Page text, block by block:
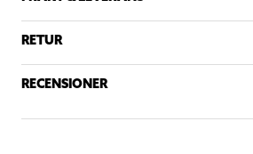
RETUR
RECENSIONER